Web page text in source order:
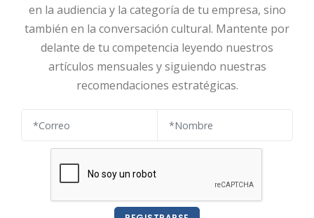
en la audiencia y la categoría de tu empresa, sino
también en la conversación cultural. Mantente por
delante de tu competencia leyendo nuestros
artículos mensuales y siguiendo nuestras
recomendaciones estratégicas.